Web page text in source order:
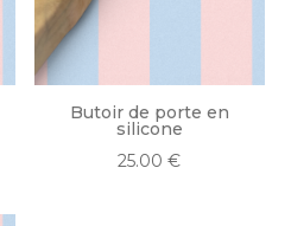
Butoir de porte en
silicone
25.00€